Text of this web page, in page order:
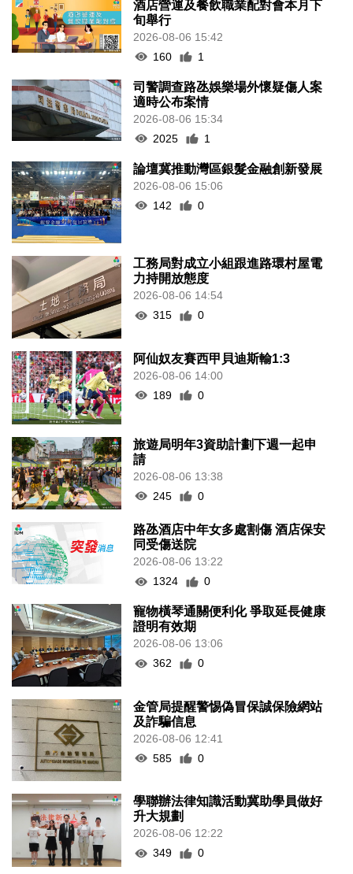
酒店營運及餐飲職業配對會本月下
旬舉行
2026-08-06 15:42
160
1
司警調查路氹娛樂場外懷疑傷人案
適時公布案情
2026-08-06 15:34
2025
1
論壇冀推動灣區銀髮金融創新發展
2026-08-06 15:06
142
0
工務局對成立小組跟進路環村屋電
力持開放態度
2026-08-06 14:54
315
0
阿仙奴友賽西甲貝迪斯輸1:3
2026-08-06 14:00
189
0
旅遊局明年3資助計劃下週一起申
請
2026-08-06 13:38
245
0
路氹酒店中年女多處割傷 酒店保安
同受傷送院
2026-08-06 13:22
1324
0
寵物橫琴通關便利化 爭取延長健康
證明有效期
2026-08-06 13:06
362
0
金管局提醒警惕偽冒保誠保險網站
及詐騙信息
2026-08-06 12:41
585
0
學聯辦法律知識活動冀助學員做好
升大規劃
2026-08-06 12:22
349
0